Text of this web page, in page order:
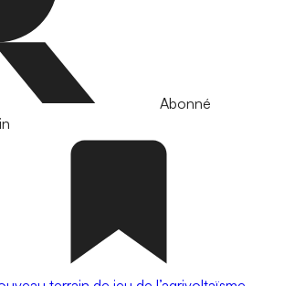
Abonné